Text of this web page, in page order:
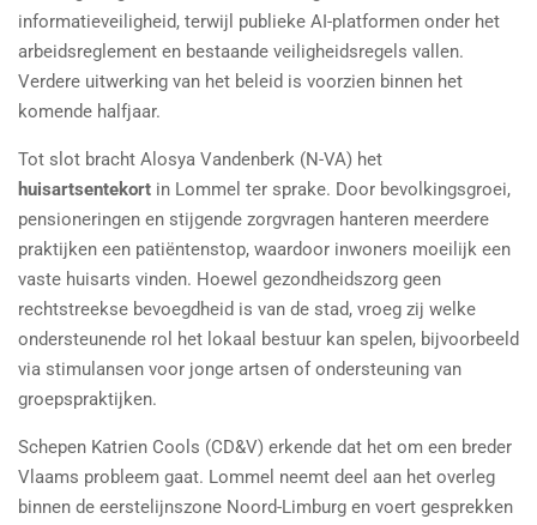
informatieveiligheid, terwijl publieke AI-platformen onder het
arbeidsreglement en bestaande veiligheidsregels vallen.
Verdere uitwerking van het beleid is voorzien binnen het
komende halfjaar.
Tot slot bracht Alosya Vandenberk (N-VA) het
huisartsentekort in Lommel ter sprake. Door bevolkingsgroei,
pensioneringen en stijgende zorgvragen hanteren meerdere
praktijken een patiëntenstop, waardoor inwoners moeilijk een
vaste huisarts vinden. Hoewel gezondheidszorg geen
rechtstreekse bevoegdheid is van de stad, vroeg zij welke
ondersteunende rol het lokaal bestuur kan spelen, bijvoorbeeld
via stimulansen voor jonge artsen of ondersteuning van
groepspraktijken.
Schepen Katrien Cools (CD&V) erkende dat het om een breder
Vlaams probleem gaat. Lommel neemt deel aan het overleg
binnen de eerstelijnszone Noord-Limburg en voert gesprekken